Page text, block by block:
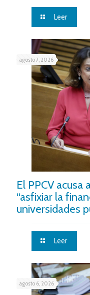
Leer
agosto 7, 2026
El PPCV
“asfixiar la
universidades
Leer
agosto 6, 2026